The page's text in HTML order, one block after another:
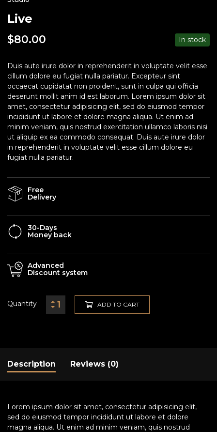
Live
$80.00 In stock
Duis aute irure dolor in reprehenderit in voluptate velit esse
cillum dolore eu fugiat nulla pariatur. Excepteur sint
occaecat cupidatat non proident, sunt in culpa qui officia
deserunt mollit anim id est laborum. Lorem ipsum dolor sit
amet, consectetur adipisicing elit, sed do eiusmod tempor
incididunt ut labore et dolore magna aliqua. Ut enim ad
minim veniam, quis nostrud exercitation ullamco laboris nisi
ut aliquip ex ea commodo consequat. Duis aute irure dolor
in reprehenderit in voluptate velit esse cillum dolore eu
fugiat nulla pariatur.
Free
Delivery
30-Days
Money back
Advanced
Discount system
Quantity ADD TO CART
Description Reviews (0)
Lorem ipsum dolor sit amet, consectetur adipisicing elit,
sed do eiusmod tempor incididunt ut labore et dolore
magna aliqua. Ut enim ad minim veniam, quis nostrud